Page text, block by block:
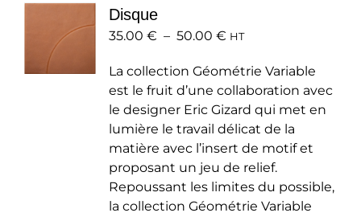
peuvent
choisies
sur
la
page
du
produit
Disque
35.00 € – 50.00 €Plage
prix :
35.00 €
à
50.00 €
HT
La collection Géométrie Variable
est le fruit d’une collaboration avec
le designer Eric Gizard qui met en
lumière le travail délicat de la
matière avec l’insert de motif et
proposant un jeu de relief.
Repoussant les limites du possible,
la collection Géométrie Variable